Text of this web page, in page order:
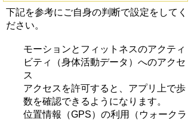
下記を参考にご自身の判断で設定をしてく
ださい。
モーションとフィットネスのアクティ
ビティ（身体活動データ）へのアクセ
ス
アクセスを許可すると、アプリ上で歩
数を確認できるようになります。
位置情報（GPS）の利用（ウォークラ